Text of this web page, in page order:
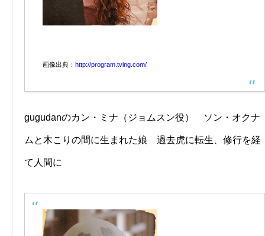
画像出典： http://program.tving.com/
gugudanのカン・ミナ（ジョムスン役） ソン・オクナ
ムと木こりの間に生まれた娘 過去虎に転生、修行を経
て人間に